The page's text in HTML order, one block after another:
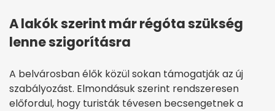
A lakók szerint már régóta szükség
lenne szigorításra
A belvárosban élők közül sokan támogatják az új
szabályozást. Elmondásuk szerint rendszeresen
előfordul, hogy turisták tévesen becsengetnek a